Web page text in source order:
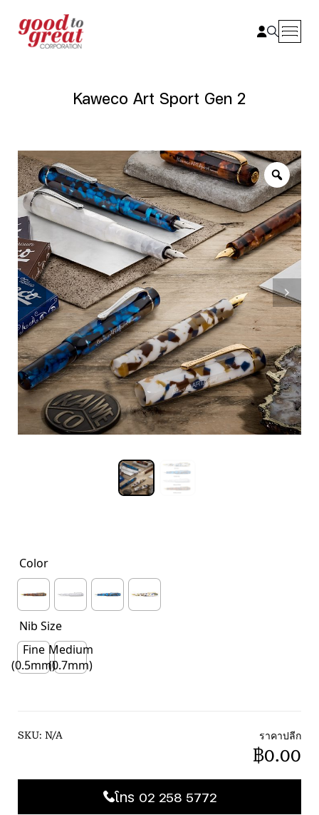
Kaweco Art Sport Gen 2
Color
Nib Size
Fine
(0.5mm)
Medium
(0.7mm)
SKU: N/A ราคาปลีก
฿0.00
โทร 02 258 5772